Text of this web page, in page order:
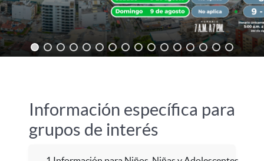
Información específica para
grupos de interés